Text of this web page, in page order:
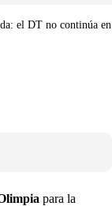
el DT no continúa en
para la